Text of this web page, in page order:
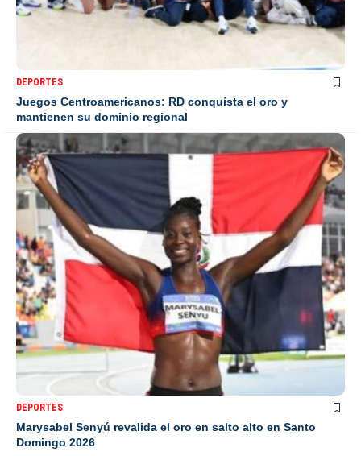
DEPORTES
Juegos Centroamericanos: RD conquista el oro y
mantienen su dominio regional
DEPORTES
Marysabel Senyú revalida el oro en salto alto en Santo
Domingo 2026